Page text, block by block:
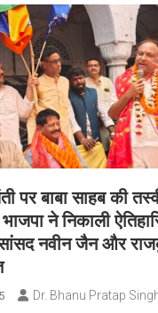
पर बाबा साहब की
ने निकाली
नवीन जैन और
Dr. Bhanu Pratap